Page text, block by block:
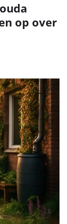
op over